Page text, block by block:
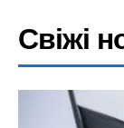
Свіжі